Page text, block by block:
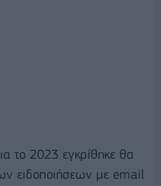
το 2023 εγκρίθηκε θα
ειδοποιήσεων με email